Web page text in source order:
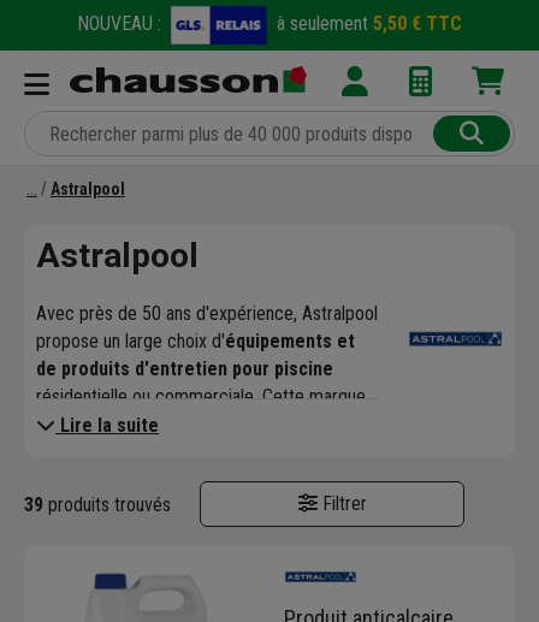
NOUVEAU : à seulement 5,50 € TTC
Astralpool
Astralpool
Avec près de 50 ans d'expérience, Astralpool
propose un large choix d'équipements et
de produits d'entretien pour piscine
résidentielle ou commerciale. Cette marque
accorde une grande importance à la
besoins pour le particulier ou le
professionnel.
produits chimiques tels que le
Lire la suite
39 produits trouvés Filtrer